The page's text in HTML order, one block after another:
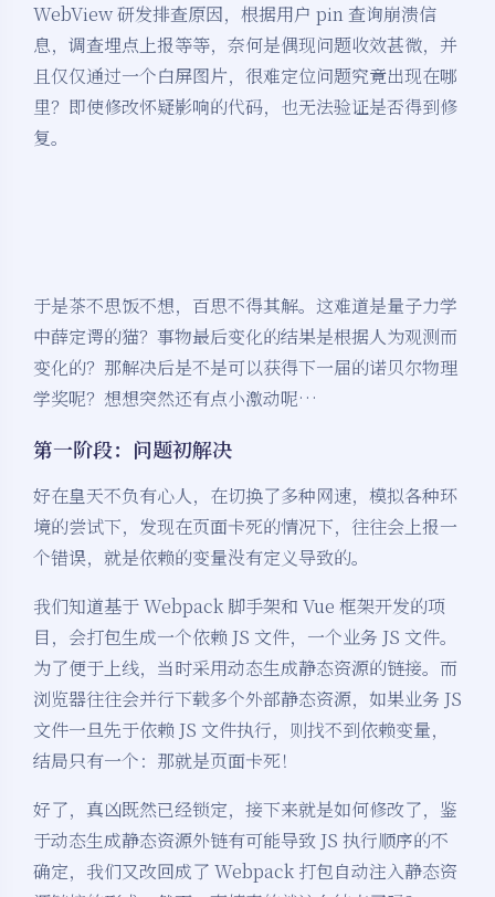
WebView 研发排查原因，根据用户 pin 查询崩溃信
息，调查埋点上报等等，奈何是偶现问题收效甚微，并
且仅仅通过一个白屏图片，很难定位问题究竟出现在哪
里？即使修改怀疑影响的代码，也无法验证是否得到修
复。
于是茶不思饭不想，百思不得其解。这难道是量子力学
中薛定谔的猫？事物最后变化的结果是根据人为观测而
变化的？那解决后是不是可以获得下一届的诺贝尔物理
学奖呢？想想突然还有点小激动呢…
第一阶段：问题初解决
好在皇天不负有心人，在切换了多种网速，模拟各种环
境的尝试下，发现在页面卡死的情况下，往往会上报一
个错误，就是依赖的变量没有定义导致的。
我们知道基于 Webpack 脚手架和 Vue 框架开发的项
目，会打包生成一个依赖 JS 文件，一个业务 JS 文件。
为了便于上线，当时采用动态生成静态资源的链接。而
浏览器往往会并行下载多个外部静态资源，如果业务 JS
文件一旦先于依赖 JS 文件执行，则找不到依赖变量，
结局只有一个：那就是页面卡死！
好了，真凶既然已经锁定，接下来就是如何修改了，鉴
于动态生成静态资源外链有可能导致 JS 执行顺序的不
确定，我们又改回成了 Webpack 打包自动注入静态资